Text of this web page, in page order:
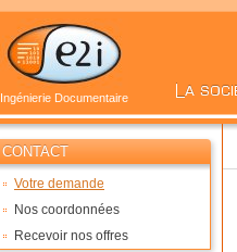
Ingénierie Documentaire
CONTACT
Votre demande
Nos coordonnées
Recevoir nos offres